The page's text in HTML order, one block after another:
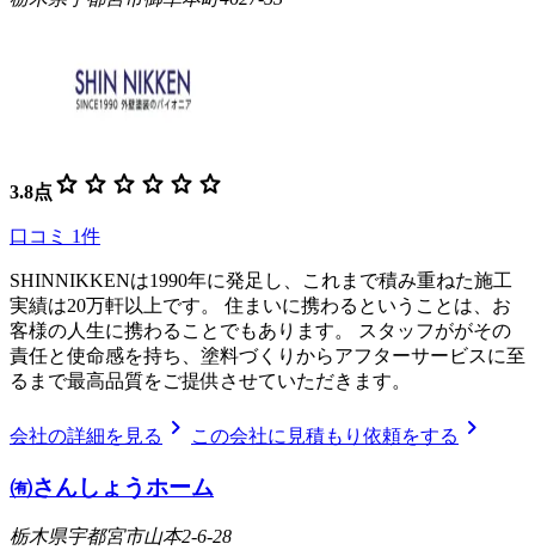
3.8点 star star star star star star
口コミ 1件
SHINNIKKENは1990年に発足し、これまで積み重ねた施工
実績は20万軒以上です。 住まいに携わるということは、お
客様の人生に携わることでもあります。 スタッフががその
責任と使命感を持ち、塗料づくりからアフターサービスに至
るまで最高品質をご提供させていただきます。
会社の詳細を見る chevron_right この会社に見積もり依頼をする chevron_right
㈲さんしょうホーム
栃木県宇都宮市山本2-6-28